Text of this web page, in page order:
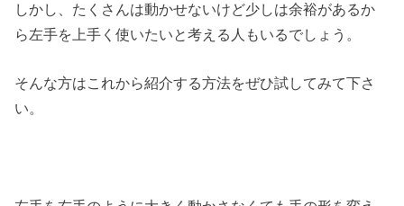
しかし、たくさんは動かせないけど少しは余裕があるか
ら左手を上手く使いたいと考える人もいるでしょう。
そんな方はこれから紹介する方法をぜひ試してみて下さ
い。